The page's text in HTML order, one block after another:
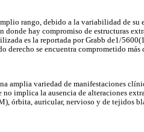
rango, debido a la variabilidad de su
donde hay compromiso de estructuras
es la reportada por Grabb de1/
derecho se encuentra comprometido
amplia variedad de manifestaciones
implica la ausencia de alteraciones
órbita, auricular, nervioso y de tejidos